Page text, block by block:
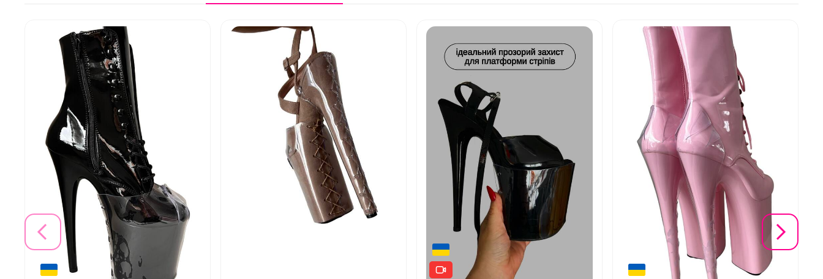
Висота підборів (дюйми)
Висота підборів (см)
Висота платформи (дюйми)
Висота платформи (см)
Застібка Внутрішня блискавка
Матеріал верху
Матеріал підкладки
Матеріал підошви Гума
Яка висота підборів у чобіт Flamingo-1020?
Як фіксуються ці чоботи на нозі?
Для яких видів танців найкраще підходять ці чоботи?
Чи підійдуть ці чоботи для початківців у pole dance?